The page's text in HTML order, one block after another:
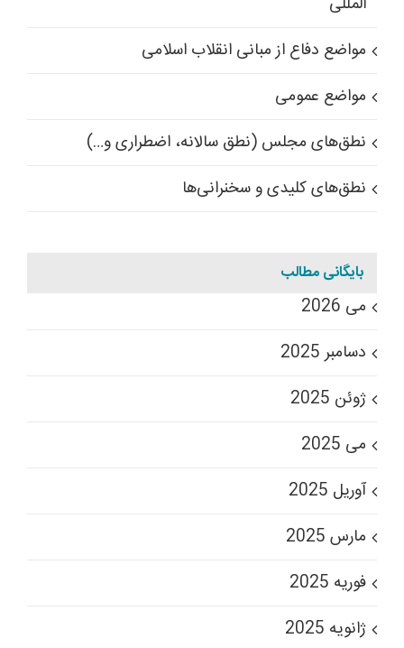
مواضع دفاع از مبانی انقلاب اسلامی
مواضع عمومی
نطق‌های مجلس (نطق سالانه، اضطراری و…)
نطق‌های کلیدی و سخنرانی‌ها
بایگانی مطالب
می 2026
دسامبر 2025
ژوئن 2025
می 2025
آوریل 2025
مارس 2025
فوریه 2025
ژانویه 2025